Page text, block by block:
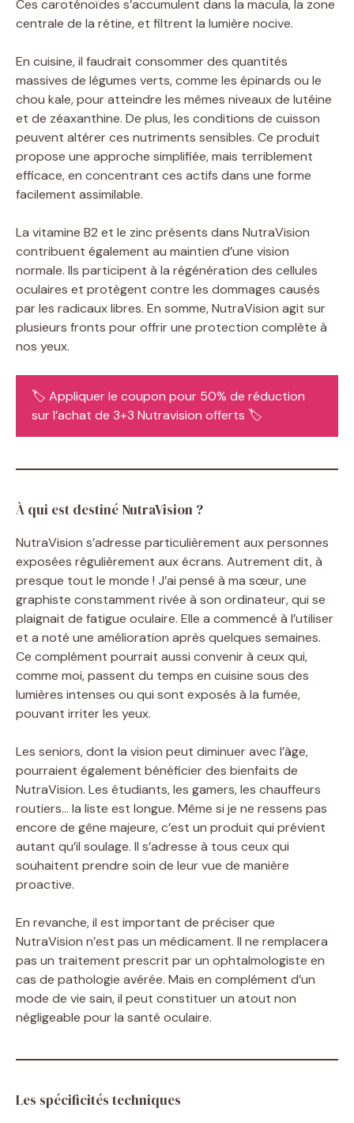
Ces caroténoïdes s’accumulent dans la macula, la zone
centrale de la rétine, et filtrent la lumière nocive.
En cuisine, il faudrait consommer des quantités
massives de légumes verts, comme les épinards ou le
chou kale, pour atteindre les mêmes niveaux de lutéine
et de zéaxanthine. De plus, les conditions de cuisson
peuvent altérer ces nutriments sensibles. Ce produit
propose une approche simplifiée, mais terriblement
efficace, en concentrant ces actifs dans une forme
facilement assimilable.
La vitamine B2 et le zinc présents dans NutraVision
contribuent également au maintien d’une vision
normale. Ils participent à la régénération des cellules
oculaires et protègent contre les dommages causés
par les radicaux libres. En somme, NutraVision agit sur
plusieurs fronts pour offrir une protection complète à
nos yeux.
🏷️ Appliquer le coupon pour 50% de réduction
sur l’achat de 3+3 Nutravision offerts 🏷️
À qui est destiné NutraVision ?
NutraVision s’adresse particulièrement aux personnes
exposées régulièrement aux écrans. Autrement dit, à
presque tout le monde ! J’ai pensé à ma sœur, une
graphiste constamment rivée à son ordinateur, qui se
plaignait de fatigue oculaire. Elle a commencé à l’utiliser
et a noté une amélioration après quelques semaines.
Ce complément pourrait aussi convenir à ceux qui,
comme moi, passent du temps en cuisine sous des
lumières intenses ou qui sont exposés à la fumée,
pouvant irriter les yeux.
Les seniors, dont la vision peut diminuer avec l’âge,
pourraient également bénéficier des bienfaits de
NutraVision. Les étudiants, les gamers, les chauffeurs
routiers… la liste est longue. Même si je ne ressens pas
encore de gêne majeure, c’est un produit qui prévient
autant qu’il soulage. Il s’adresse à tous ceux qui
souhaitent prendre soin de leur vue de manière
proactive.
En revanche, il est important de préciser que
NutraVision n’est pas un médicament. Il ne remplacera
pas un traitement prescrit par un ophtalmologiste en
cas de pathologie avérée. Mais en complément d’un
mode de vie sain, il peut constituer un atout non
négligeable pour la santé oculaire.
Les spécificités techniques